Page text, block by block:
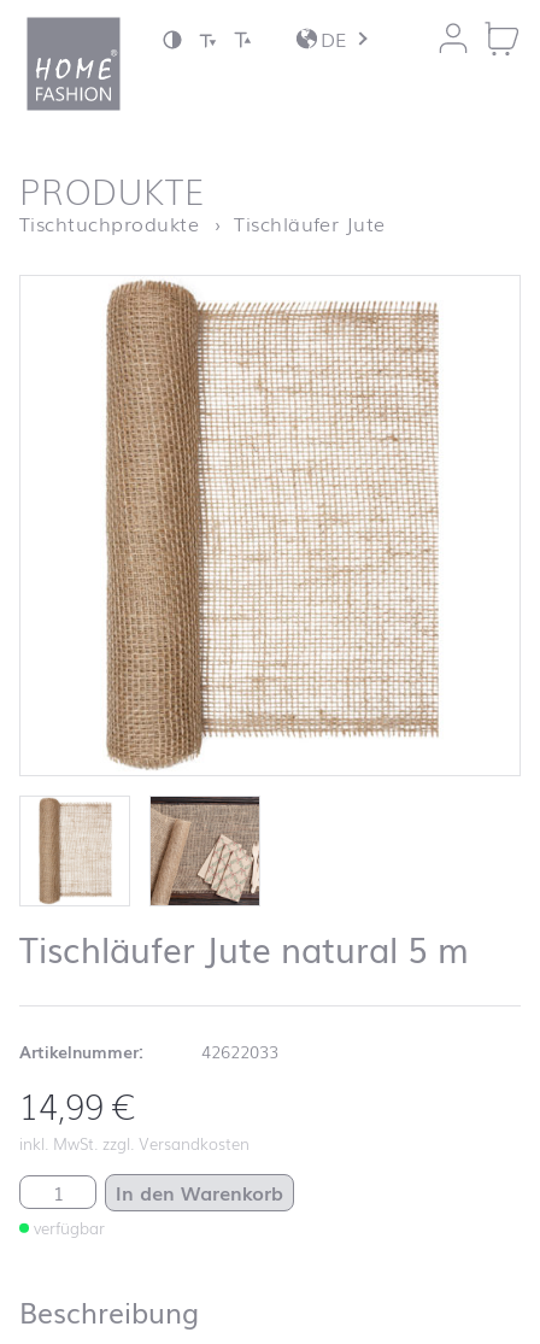
Zum Inhalt springen
DE
Startseite
PRODUKTE
Tischtuchprodukte Tischläufer Jute
Tischläufer Jute natural 5 m
Artikelnummer: 42622033
14,99€
inkl. MwSt. zzgl. Versandkosten
Tischläufer Jute natural 5 m Menge
verfügbar
In den Warenkorb
Beschreibung